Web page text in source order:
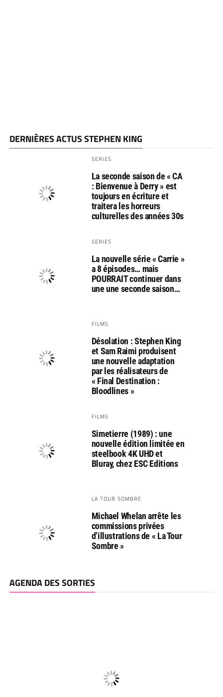
DERNIÈRES ACTUS STEPHEN KING
SERIES
La seconde saison de « CA
: Bienvenue à Derry » est
toujours en écriture et
traitera les horreurs
culturelles des années 30s
SERIES
La nouvelle série « Carrie »
a 8 épisodes… mais
POURRAIT continuer dans
une une seconde saison…
FILMS
Désolation : Stephen King
et Sam Raimi produisent
une nouvelle adaptation
par les réalisateurs de
« Final Destination :
Bloodlines »
FILMS
Simetierre (1989) : une
nouvelle édition limitée en
steelbook 4K UHD et
Bluray, chez ESC Editions
LA TOUR SOMBRE
Michael Whelan arrête les
commissions privées
d’illustrations de « La Tour
Sombre »
AGENDA DES SORTIES